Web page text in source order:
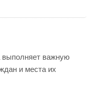
выполняет важную
и места их